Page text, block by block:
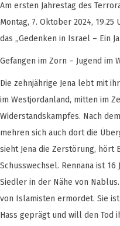
Am ersten Jahrestag des
Montag, 7. Oktober 2024,
das „Gedenken in Israel – Ein
Gefangen im Zorn – Jugend im
Die zehnjährige Jena lebt mit
im Westjordanland, mitten im
Widerstandskampfes. Nach
mehren sich auch dort die
sieht Jena die Zerstörung, hört
Schusswechsel. Rennana ist
Siedler in der Nähe von
von Islamisten ermordet. Sie
Hass geprägt und will den Tod